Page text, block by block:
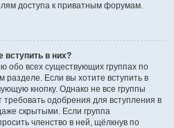
доступа к приватным форумам.
вступить в них?
обо всех существующих группах по
Если вы хотите вступить в
кнопку. Однако не все группы
одобрения для вступления в
скрытыми. Если группа
членство в ней, щёлкнув по